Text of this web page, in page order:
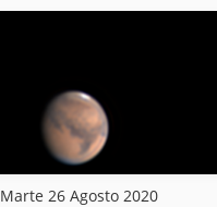
Marte 26 Agosto 2020